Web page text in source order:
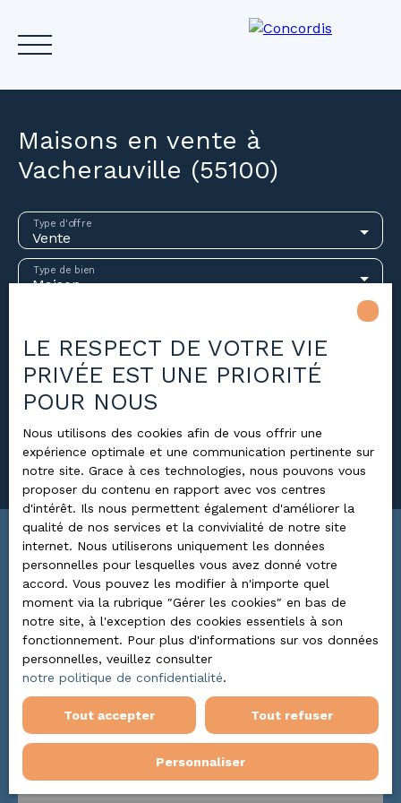
Estimez votre bien
Maisons en vente à
Vacherauville (55100)
Vente
Type d'offre
Maison
Type de bien
Budget max (€)
Rechercher
Pertinence
Trier par
ALERTE MAIL
LE RESPECT DE VOTRE VIE
PRIVÉE EST UNE PRIORITÉ
POUR NOUS
Nous utilisons des cookies afin de vous offrir une
expérience optimale et une communication pertinente sur
notre site. Grace à ces technologies, nous pouvons vous
proposer du contenu en rapport avec vos centres
d'intérêt. Ils nous permettent également d'améliorer la
qualité de nos services et la convivialité de notre site
internet. Nous utiliserons uniquement les données
personnelles pour lesquelles vous avez donné votre
accord. Vous pouvez les modifier à n'importe quel
moment via la rubrique ″Gérer les cookies″ en bas de
notre site, à l'exception des cookies essentiels à son
fonctionnement. Pour plus d'informations sur vos données
personnelles, veuillez consulter
notre politique de confidentialité.
Tout accepter Tout refuser
Personnaliser